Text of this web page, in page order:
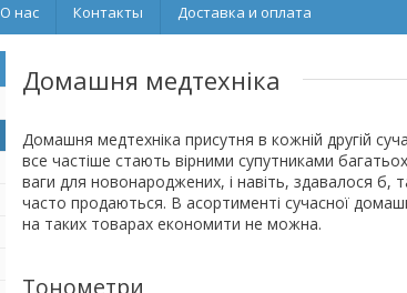
О нас Контакты Доставка и оплата
Домашня медтехніка
Домашня медтехніка присутня в кожній другій
все частіше стають вірними супутниками
ваги для новонароджених, і навіть, здавалося б,
часто продаються. В асортименті сучасної
на таких товарах економити не можна.
Тонометри